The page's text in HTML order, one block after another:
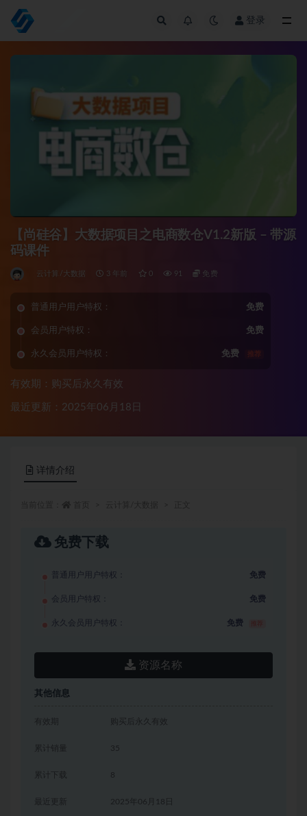
登录
【尚硅谷】大数据项目之电商数仓V1.2新版 – 带源
码课件
云计算/大数据 3 年前 0 91 免费
普通用户用户特权： 免费
会员用户特权： 免费
永久会员用户特权： 免费 推荐
有效期：购买后永久有效
最近更新：2025年06月18日
详情介绍
免费下载
普通用户用户特权： 免费
会员用户特权： 免费
永久会员用户特权： 免费
资源名称
其他信息
有效期 购买后永久有效
累计销量 35
累计下载 8
2025年06月18日